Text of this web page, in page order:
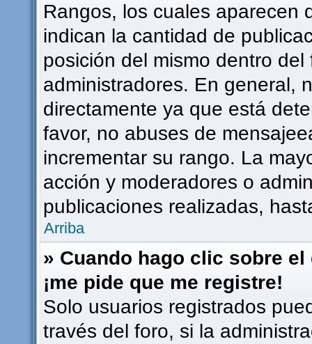
Rangos, los cuales aparecen
indican la cantidad de
posición del mismo dentro
administradores. En general,
directamente ya que está
favor, no abuses de
incrementar su rango. La
acción y moderadores o
publicaciones realizadas,
Arriba
» Cuando hago clic sobre
¡me pide que me registre!
Solo usuarios registrados
través del foro, si la